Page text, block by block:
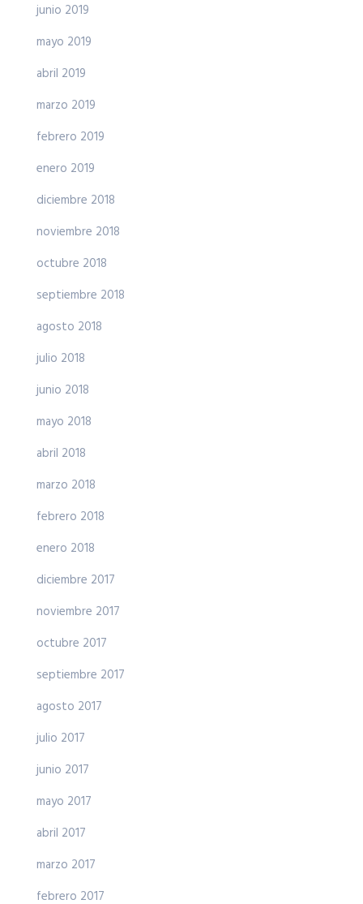
junio 2019
mayo 2019
abril 2019
marzo 2019
febrero 2019
enero 2019
diciembre 2018
noviembre 2018
octubre 2018
septiembre 2018
agosto 2018
julio 2018
junio 2018
mayo 2018
abril 2018
marzo 2018
febrero 2018
enero 2018
diciembre 2017
noviembre 2017
octubre 2017
septiembre 2017
agosto 2017
julio 2017
junio 2017
mayo 2017
abril 2017
marzo 2017
febrero 2017